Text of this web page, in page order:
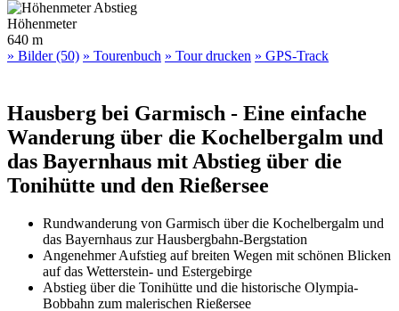
Höhenmeter
640 m
» Bilder (50) » Tourenbuch » Tour drucken » GPS-Track
Hausberg bei Garmisch - Eine einfache
Wanderung über die Kochelbergalm und
das Bayernhaus mit Abstieg über die
Tonihütte und den Rießersee
Rundwanderung von Garmisch über die Kochelbergalm und
das Bayernhaus zur Hausbergbahn-Bergstation
Angenehmer Aufstieg auf breiten Wegen mit schönen Blicken
auf das Wetterstein- und Estergebirge
Abstieg über die Tonihütte und die historische Olympia-
Bobbahn zum malerischen Rießersee